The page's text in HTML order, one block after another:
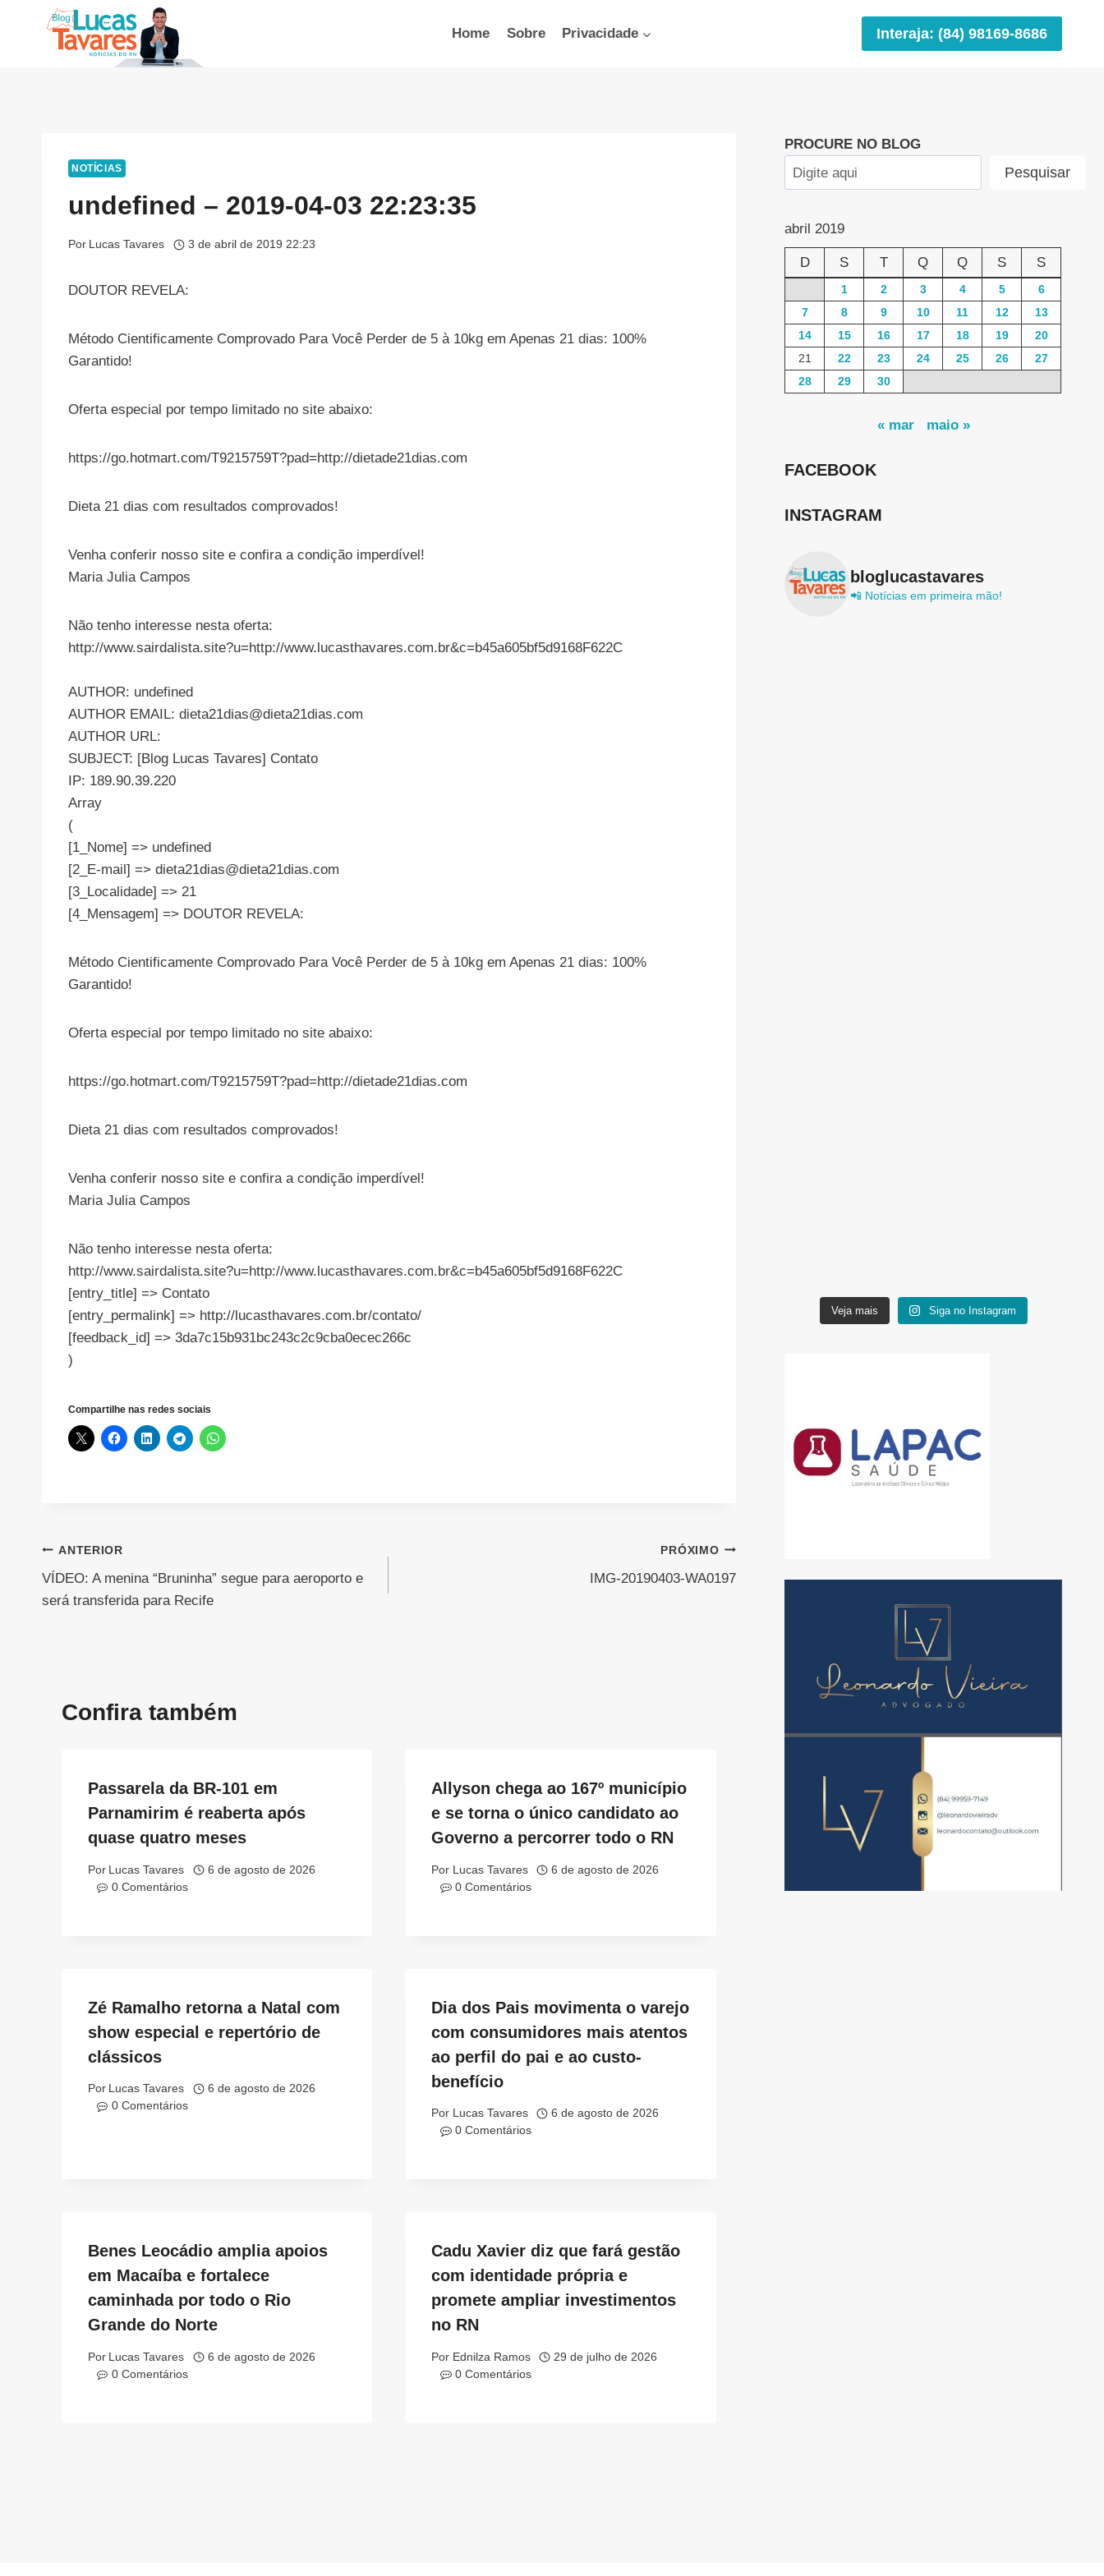
Home Sobre Privacidade Interaja: (84) 98169-8686
NOTÍCIAS
undefined – 2019-04-03 22:23:35
Por Lucas Tavares 3 de abril de 2019 22:23
DOUTOR REVELA:
Método Cientificamente Comprovado Para Você Perder de 5 à 10kg em Apenas 21 dias: 100%
Garantido!
Oferta especial por tempo limitado no site abaixo:
https://go.hotmart.com/T9215759T?pad=http://dietade21dias.com
Dieta 21 dias com resultados comprovados!
Venha conferir nosso site e confira a condição imperdível!
Maria Julia Campos
Não tenho interesse nesta oferta:
http://www.sairdalista.site?u=http://www.lucasthavares.com.br&c=b45a605bf5d9168F622C
AUTHOR: undefined
AUTHOR EMAIL: dieta21dias@dieta21dias.com
AUTHOR URL:
SUBJECT: [Blog Lucas Tavares] Contato
IP: 189.90.39.220
Array
(
[1_Nome] => undefined
[2_E-mail] => dieta21dias@dieta21dias.com
[3_Localidade] => 21
[4_Mensagem] => DOUTOR REVELA:
Método Cientificamente Comprovado Para Você Perder de 5 à 10kg em Apenas 21 dias: 100%
Garantido!
Oferta especial por tempo limitado no site abaixo:
https://go.hotmart.com/T9215759T?pad=http://dietade21dias.com
Dieta 21 dias com resultados comprovados!
Venha conferir nosso site e confira a condição imperdível!
Maria Julia Campos
Não tenho interesse nesta oferta:
http://www.sairdalista.site?u=http://www.lucasthavares.com.br&c=b45a605bf5d9168F622C
[entry_title] => Contato
[entry_permalink] => http://lucasthavares.com.br/contato/
[feedback_id] => 3da7c15b931bc243c2c9cba0ecec266c
)
Compartilhe nas redes sociais
Navegação
de
ANTERIOR
VÍDEO: A menina “Bruninha” segue para aeroporto e
será transferida para Recife
PRÓXIMO
IMG-20190403-WA0197
Confira também
Passarela da BR-101 em
Parnamirim é reaberta após
quase quatro meses
Por Lucas Tavares
6 de agosto de 2026
0 Comentários
Allyson chega ao 167º município
e se torna o único candidato ao
Governo a percorrer todo o RN
Por Lucas Tavares
6 de agosto de 2026
0 Comentários
Zé Ramalho retorna a Natal com
show especial e repertório de
clássicos
Por Lucas Tavares
6 de agosto de 2026
0 Comentários
Dia dos Pais movimenta o varejo
com consumidores mais atentos
ao perfil do pai e ao custo-
benefício
Por Lucas Tavares
6 de agosto de 2026
0 Comentários
Benes Leocádio amplia apoios
em Macaíba e fortalece
caminhada por todo o Rio
Grande do Norte
Por Lucas Tavares
6 de agosto de 2026
0 Comentários
Cadu Xavier diz que fará gestão
com identidade própria e
promete ampliar investimentos
no RN
Por Ednilza Ramos
29 de julho de 2026
0 Comentários
PROCURE NO BLOG
Pesquisar
abril 2019
D S T Q Q S S
1 2 3 4 5
6
7
8 9 10 11 12
13
14
15 16 17 18 19
20
21
22 23 24 25 26
27
28
29 30
« mar maio »
FACEBOOK
INSTAGRAM
bloglucastavares
📲 Notícias em primeira mão!
Veja mais Siga no Instagram